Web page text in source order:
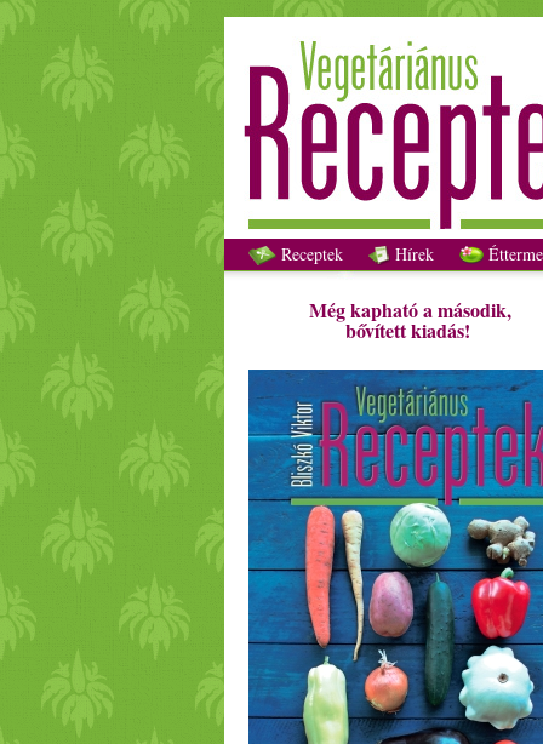
Receptek Hírek
Még kapható a második,
bővített kiadás!